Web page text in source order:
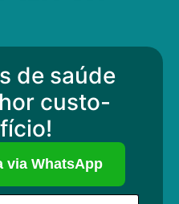
de saúde
custo-
via WhatsApp